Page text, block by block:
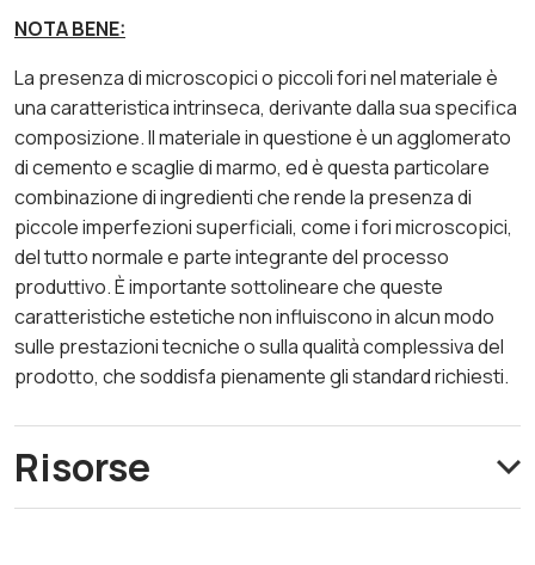
NOTA BENE:
La presenza di microscopici o piccoli fori nel materiale è
una caratteristica intrinseca, derivante dalla sua specifica
composizione. Il materiale in questione è un agglomerato
di cemento e scaglie di marmo, ed è questa particolare
combinazione di ingredienti che rende la presenza di
piccole imperfezioni superficiali, come i fori microscopici,
del tutto normale e parte integrante del processo
produttivo. È importante sottolineare che queste
caratteristiche estetiche non influiscono in alcun modo
sulle prestazioni tecniche o sulla qualità complessiva del
prodotto, che soddisfa pienamente gli standard richiesti.
Risorse